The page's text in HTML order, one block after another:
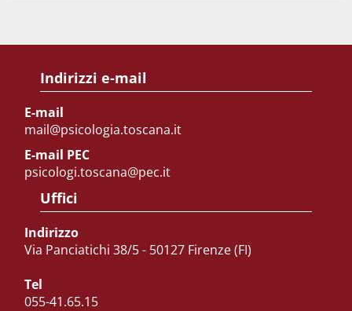
Indirizzi e-mail
E-mail
mail@psicologia.toscana.it
E-mail PEC
psicologi.toscana@pec.it
Uffici
Indirizzo
Via Panciatichi 38/5 - 50127 Firenze (FI)
Tel
055-41.65.15